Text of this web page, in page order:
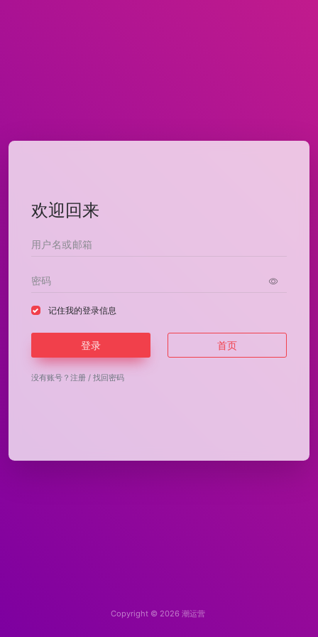
欢迎回来
记住我的登录信息
登录 首页
没有账号？ 注册 / 找回密码
Copyright © 2026 潮运营